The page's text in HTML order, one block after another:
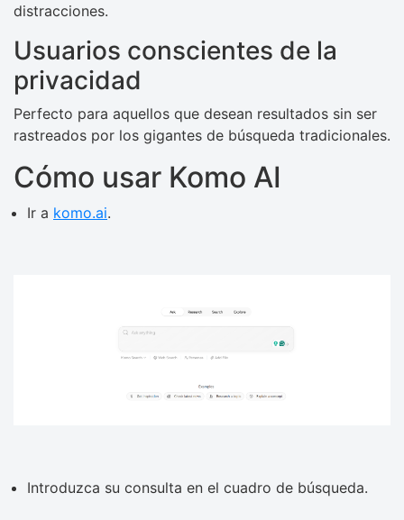
distracciones.
Usuarios conscientes de la
privacidad
Perfecto para aquellos que desean resultados sin ser
rastreados por los gigantes de búsqueda tradicionales.
Cómo usar Komo AI
Ir a komo.ai.
Introduzca su consulta en el cuadro de búsqueda.